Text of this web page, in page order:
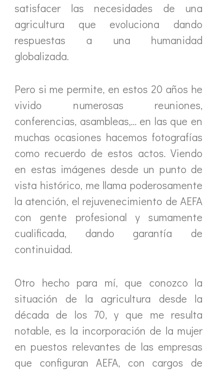
satisfacer las necesidades de una
agricultura que evoluciona dando
respuestas a una humanidad
globalizada.
Pero si me permite, en estos 20 años he
vivido numerosas reuniones,
conferencias, asambleas,… en las que en
muchas ocasiones hacemos fotografías
como recuerdo de estos actos. Viendo
en estas imágenes desde un punto de
vista histórico, me llama poderosamente
la atención, el rejuvenecimiento de AEFA
con gente profesional y sumamente
cualificada, dando garantía de
continuidad.
Otro hecho para mí, que conozco la
situación de la agricultura desde la
década de los 70, y que me resulta
notable, es la incorporación de la mujer
en puestos relevantes de las empresas
que configuran AEFA, con cargos de